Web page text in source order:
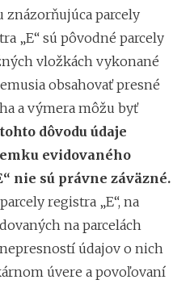
znázorňujúca parcely
„E“ sú pôvodné parcely
vložkách vykonané
obsahovať presné
a výmera môžu byť
dôvodu údaje
evidovaného
nie sú právne záväzné.
registra „E“, na
na parcelách
údajov o nich
úvere a povoľovaní